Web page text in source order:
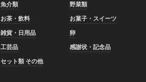
魚介類
野菜類
お茶・飲料
お菓子・スイーツ
雑貨・日用品
卵
工芸品
感謝状・記念品
セット類 その他